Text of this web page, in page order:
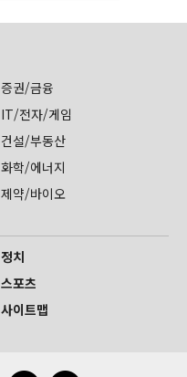
증권/금융
IT/전자/게임
건설/부동산
화학/에너지
제약/바이오
정치
스포츠
사이트맵